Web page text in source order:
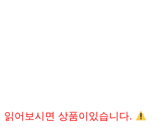
읽어보시면 상품이있습니다.